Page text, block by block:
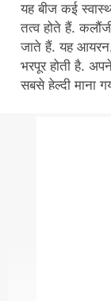
यह बीज कई
तत्व होते हैं.
जाते हैं. यह
भरपूर होती है.
सबसे हेल्दी माना
इस मसाले का